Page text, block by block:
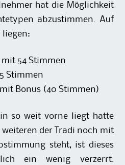
hat die Möglichkeit
abzustimmen. Auf
liegen:
mit 54 Stimmen
Stimmen
mit Bonus (40 Stimmen)
so weit vorne liegt hatte
der Tradi noch mit
steht, ist dieses
ein wenig verzerrt.